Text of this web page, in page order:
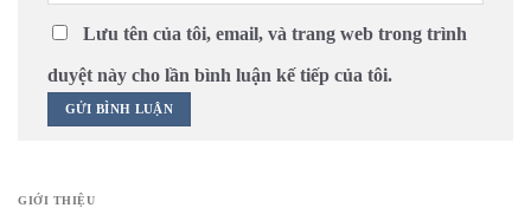
Lưu tên của tôi, email, và trang web trong trình
duyệt này cho lần bình luận kế tiếp của tôi.
GIỚI THIỆU